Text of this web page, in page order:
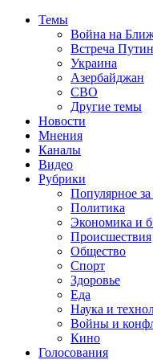
Темы
Война на
Встреча
Украина
Азербайджан
СВО
Другие темы
Новости
Мнения
Каналы
Видео
Рубрики
Популярное за
Политика
Экономика и
Происшествия
Общество
Спорт
Здоровье
Еда
Наука и
Войны и
Кино
Голосования